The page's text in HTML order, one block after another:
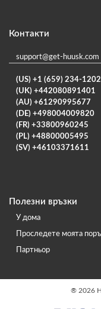
Контакти
support@get-huusk.com
(US) +1 (659) 234-1202
(UK) +442080891401
(AU) +61290995677
(DE) +498004009820
(FR) +33800960245
(PL) +48800005495
(SV) +46103371611
Полезни връзки
У дома
Проследете моята
Партньор
® 2026